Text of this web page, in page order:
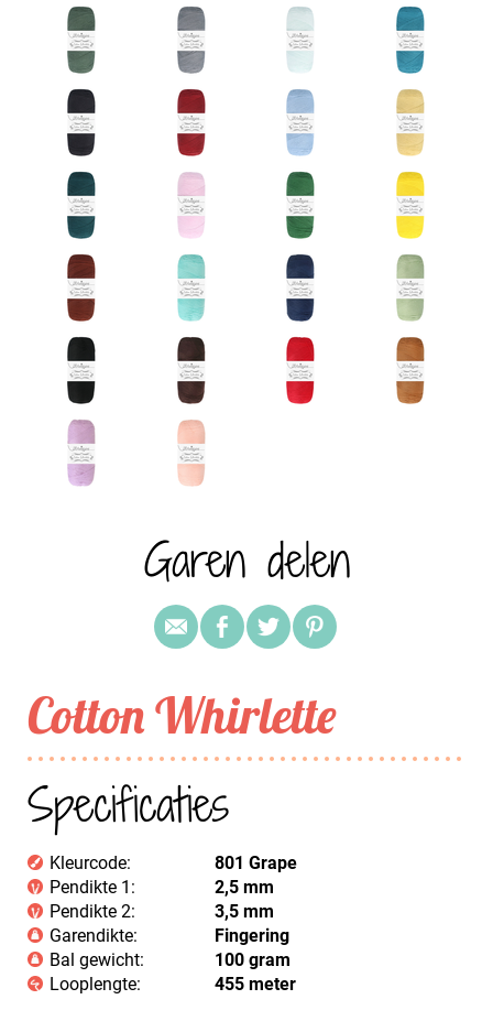
Garen delen
Cotton Whirlette
Specificaties
Kleurcode:
801 Grape
Pendikte 1:
2,5 mm
Pendikte 2:
3,5 mm
Garendikte:
Fingering
Bal gewicht:
100 gram
Looplengte:
455 meter